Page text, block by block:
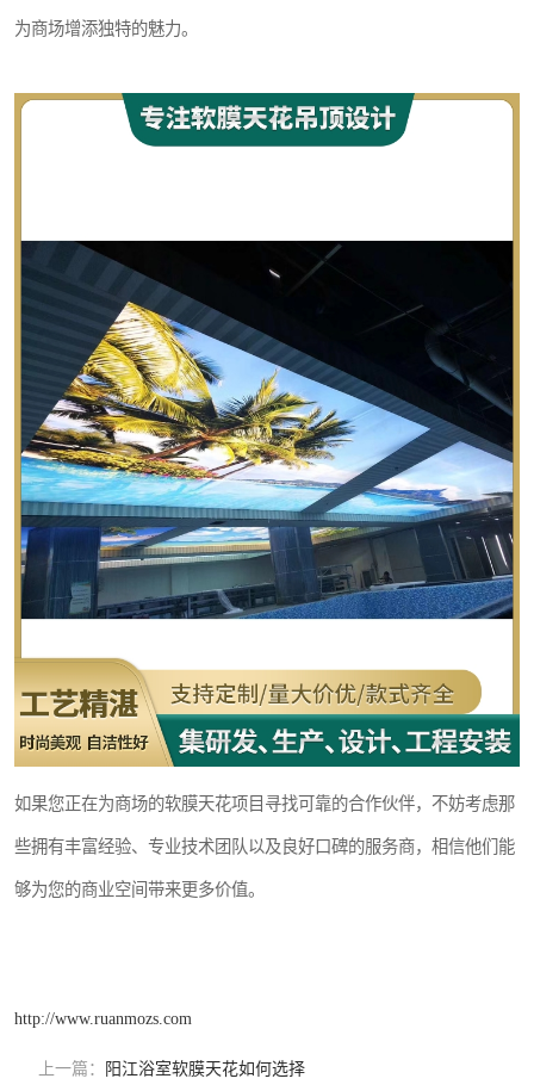
为商场增添独特的魅力。
如果您正在为商场的软膜天花项目寻找可靠的合作伙伴，不妨考虑那
些拥有丰富经验、专业技术团队以及良好口碑的服务商，相信他们能
够为您的商业空间带来更多价值。
http://www.ruanmozs.com
上一篇： 阳江浴室软膜天花如何选择